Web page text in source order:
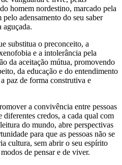
homem nordestino, marcado pela
pelo adensamento do seu saber
aguçada.
substitua o preconceito, a
e a intolerância pela
da aceitação mútua, promovendo
da educação e do entendimento
paz de forma construtiva e
a convivência entre pessoas
credos, a cada qual com
do mundo, abre perspectivas
para que as pessoas não se
cultura, sem abrir o seu espírito
de pensar e de viver.